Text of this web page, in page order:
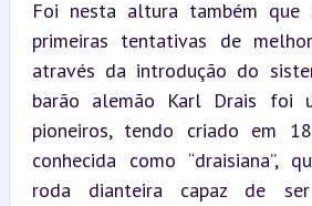
Foi nesta altura também que
primeiras tentativas de
através da introdução do
barão alemão Karl Drais foi
pioneiros, tendo criado em
conhecida como “draisiana”,
roda dianteira capaz de